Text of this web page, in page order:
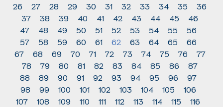
26
27 28 29 30 31 32 33 34 35
36
37
38 39 40 41 42 43 44 45
46
47
48 49 50 51 52 53 54 55
56
57
58 59 60 61 62 63 64 65
66
67
68 69 70 71 72 73 74 75 76
77
78
79 80 81 82 83 84 85 86
87
88
89 90 91 92 93 94 95 96
97
98
99 100 101 102 103 104 105
106
107
108 109 110 111 112 113 114 115
116